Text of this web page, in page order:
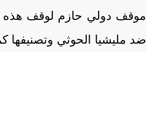
موقف دولي حازم لوقف هذه
ضد مليشيا الحوثي وتصنيفها